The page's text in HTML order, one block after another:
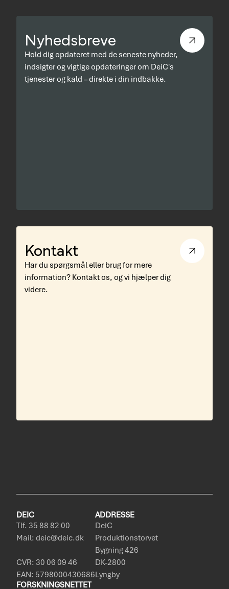
Nyhedsbreve
Hold dig opdateret med de seneste nyheder,
indsigter og vigtige opdateringer om DeiC's
tjenester og kald – direkte i din indbakke.
Kontakt
Har du spørgsmål eller brug for mere
information? Kontakt os, og vi hjælper dig
videre.
DEIC
Tlf. 35 88 82 00
Mail: deic@deic.dk
CVR: 30 06 09 46
EAN: 5798000430686
ADDRESSE
DeiC
Produktionstorvet
Bygning 426
DK-2800
Lyngby
FORSKNINGSNETTET